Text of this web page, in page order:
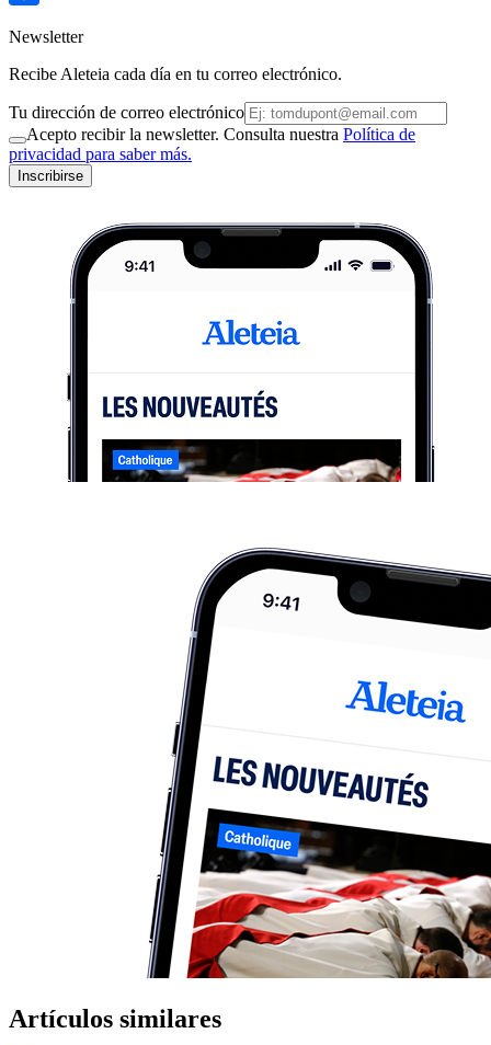
Newsletter
Recibe Aleteia cada día en tu correo electrónico.
Tu dirección de correo electrónico
Acepto recibir la newsletter. Consulta nuestra Política de
privacidad para saber más.
Inscribirse
Artículos similares